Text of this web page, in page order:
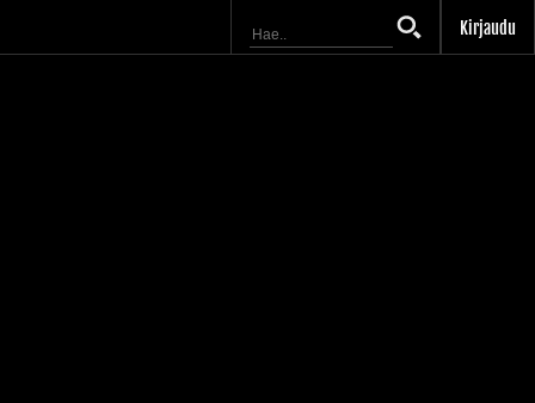
Kirjaudu